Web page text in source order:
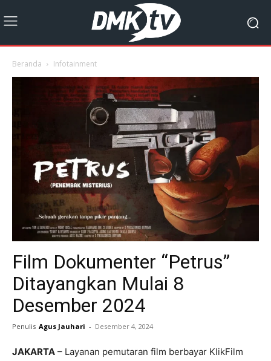
Beranda Infotainment
Film Dokumenter “Petrus”
Ditayangkan Mulai 8
Desember 2024
Penulis Agus Jauhari - Desember 4, 2024
JAKARTA – Layanan pemutaran film berbayar KlikFilm